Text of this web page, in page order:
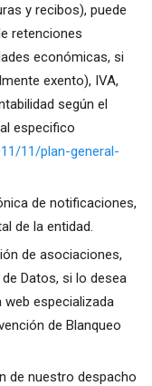
y recibos), puede
retenciones
económicas, si
exento), IVA,
según el
especifico
11/plan-general-
de notificaciones,
de la entidad.
de asociaciones,
Datos, si lo desea
especializada
de Blanqueo
de nuestro despacho